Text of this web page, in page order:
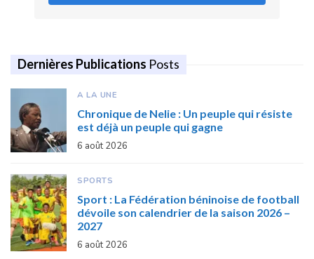
Dernières Publications Posts
A LA UNE
Chronique de Nelie : Un peuple qui résiste
est déjà un peuple qui gagne
6 août 2026
SPORTS
Sport : La Fédération béninoise de football
dévoile son calendrier de la saison 2026 –
2027
6 août 2026